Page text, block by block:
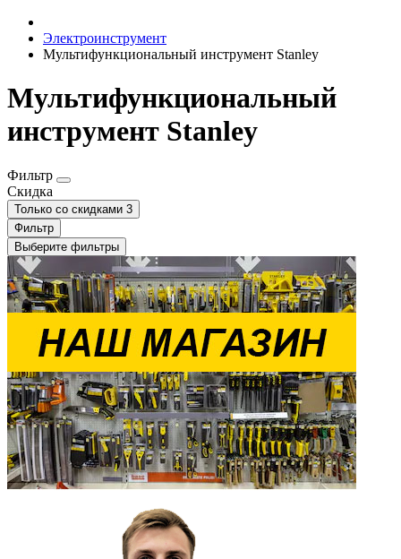
Электроинструмент
Мультифункциональный инструмент Stanley
Мультифункциональный
инструмент Stanley
Фильтр
Скидка
Только со cкидками 3
Фильтр
Выберите фильтры